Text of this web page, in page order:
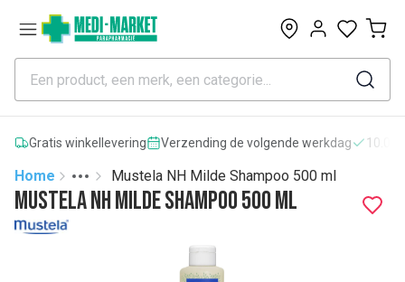
0
Gratis winkellevering Verzending de volgende werkdag
Home
More
Toggle menu
Mustela NH Milde Shampoo 500 ml
Mustela NH Milde Shampoo 500 ml